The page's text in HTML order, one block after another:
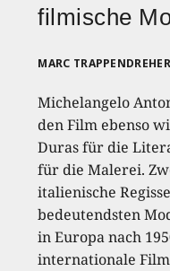
filmische
MARC TRAPPENDREHER
Michelangelo
den Film ebenso
Duras für die
für die Malerei.
italienische
bedeutendsten
in Europa nach
internationale